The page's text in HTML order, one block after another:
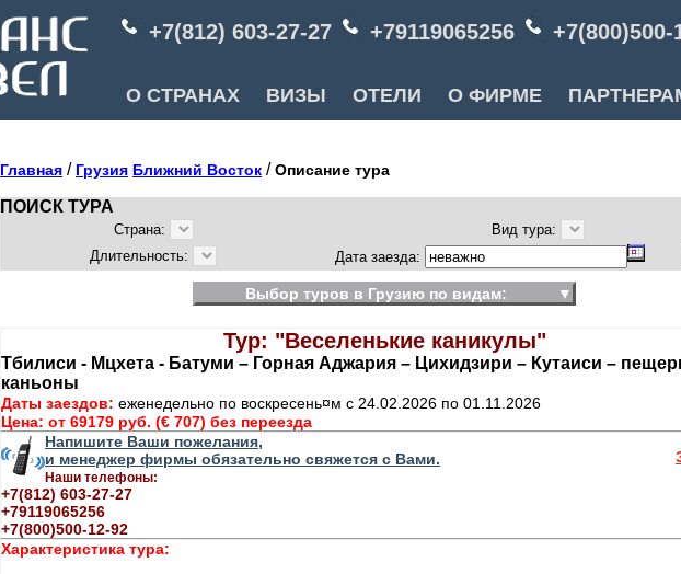
+7(812) 603-27-27 +79119065256 +7(800)500-
О СТРАНАХ ВИЗЫ ОТЕЛИ О ФИРМЕ
Главная / Грузия Ближний Восток /Описание тура
ПОИСК ТУРА
Страна:
Вид тура:
Длительность:
Дата заезда:
Выбор туров в Грузию по видам: ▼
Тур: "Веселенькие каникулы"
Тбилиси - Мцхета - Батуми – Горная Аджария – Цихидзири – Кутаиси –
каньоны
Даты заездов: еженедельно по воскресень¤м с 24.02.2026 по 01.11.2026
Цена: от 69179 руб. (€ 707) без переезда
Напишите Ваши пожелания,
и менеджер фирмы обязательно свяжется с Вами.
Наши телефоны:
+7(812) 603-27-27
+79119065256
+7(800)500-12-92
Характеристика тура: